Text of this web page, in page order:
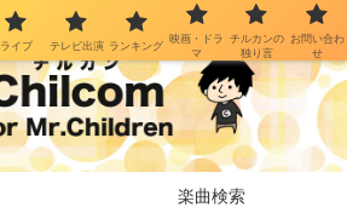
楽曲検索
ライブ テレビ出演 ランキング
映画・ドラ
マ
チルカンの
独り言
お問い合わ
せ